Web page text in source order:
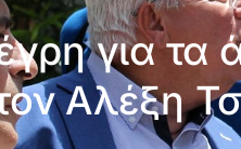
για τα
Αλέξη